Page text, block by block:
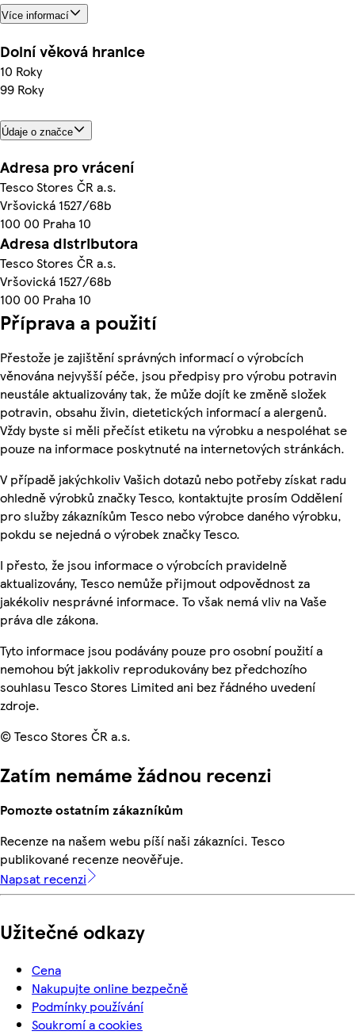
Více informací
Dolní věková hranice
10 Roky
99 Roky
Údaje o značce
Adresa pro vrácení
Tesco Stores ČR a.s.
Vršovická 1527/68b
100 00 Praha 10
Adresa distributora
Tesco Stores ČR a.s.
Vršovická 1527/68b
100 00 Praha 10
Příprava a použití
Přestože je zajištění správných informací o výrobcích
věnována nejvyšší péče, jsou předpisy pro výrobu potravin
neustále aktualizovány tak, že může dojít ke změně složek
potravin, obsahu živin, dietetických informací a alergenů.
Vždy byste si měli přečíst etiketu na výrobku a nespoléhat se
pouze na informace poskytnuté na internetových stránkách.
V případě jakýchkoliv Vašich dotazů nebo potřeby získat radu
ohledně výrobků značky Tesco, kontaktujte prosím Oddělení
pro služby zákazníkům Tesco nebo výrobce daného výrobku,
pokdu se nejedná o výrobek značky Tesco.
I přesto, že jsou informace o výrobcích pravidelně
aktualizovány, Tesco nemůže přijmout odpovědnost za
jakékoliv nesprávné informace. To však nemá vliv na Vaše
práva dle zákona.
Tyto informace jsou podávány pouze pro osobní použití a
nemohou být jakkoliv reprodukovány bez předchozího
souhlasu Tesco Stores Limited ani bez řádného uvedení
zdroje.
© Tesco Stores ČR a.s.
Zatím nemáme žádnou recenzi
Pomozte ostatním zákazníkům
Recenze na našem webu píší naši zákazníci. Tesco
publikované recenze neověřuje.
Napsat recenzi
Užitečné odkazy
Cena
Nakupujte online bezpečně
Podmínky používání
Soukromí a cookies